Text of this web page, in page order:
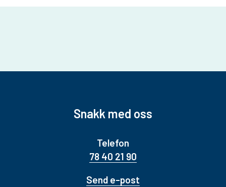
Snakk med oss
Telefon
78 40 21 90
Send e-post